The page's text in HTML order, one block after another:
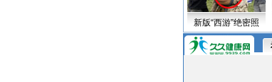
新版“西游”绝密照